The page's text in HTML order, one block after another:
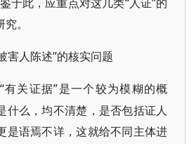
。
害人陈述”的核实问题
“有关证据”是一个较为模糊的概
什么，均不清楚，是否包括证人
是语焉不详，这就给不同主体进